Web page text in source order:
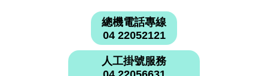
總機電話專線
04 22052121
人工掛號服務